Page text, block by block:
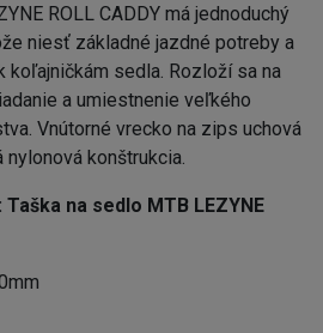
ROLL CADDY má jednoduchý
niesť základné jazdné potreby a
koľajničkám sedla. Rozloží sa na
a umiestnenie veľkého
Vnútorné vrecko na zips uchová
konštrukcia.
Taška na sedlo MTB LEZYNE